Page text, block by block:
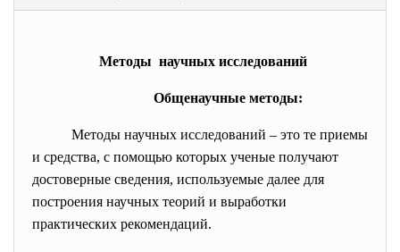
Методы научных исследований
Общенаучные методы:
Методы научных исследований – это те приемы
и средства, с помощью которых ученые получают
достоверные сведения, используемые далее для
построения научных теорий и выработки
практических рекомендаций.